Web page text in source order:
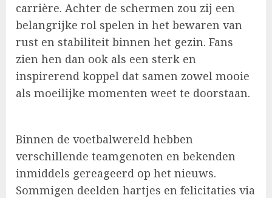
carrière. Achter de schermen zou zij een
belangrijke rol spelen in het bewaren van
rust en stabiliteit binnen het gezin. Fans
zien hen dan ook als een sterk en
inspirerend koppel dat samen zowel mooie
als moeilijke momenten weet te doorstaan.
Binnen de voetbalwereld hebben
verschillende teamgenoten en bekenden
inmiddels gereageerd op het nieuws.
Sommigen deelden hartjes en felicitaties via